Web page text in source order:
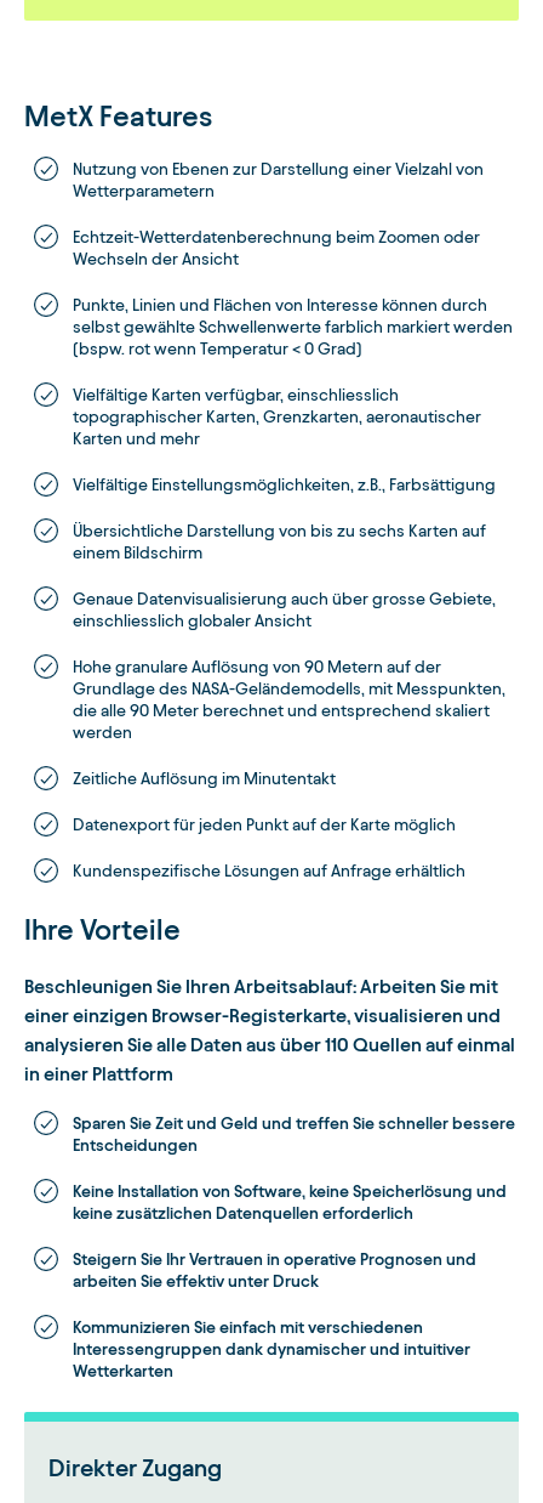
MetX Features
Nutzung von Ebenen zur Darstellung einer Vielzahl von
Wetterparametern
Echtzeit-Wetterdatenberechnung beim Zoomen oder
Wechseln der Ansicht
Punkte, Linien und Flächen von Interesse können durch
selbst gewählte Schwellenwerte farblich markiert werden
(bspw. rot wenn Temperatur < 0 Grad)
Vielfältige Karten verfügbar, einschliesslich
topographischer Karten, Grenzkarten, aeronautischer
Karten und mehr
Vielfältige Einstellungsmöglichkeiten, z.B., Farbsättigung
Übersichtliche Darstellung von bis zu sechs Karten auf
einem Bildschirm
Genaue Datenvisualisierung auch über grosse Gebiete,
einschliesslich globaler Ansicht
Hohe granulare Auflösung von 90 Metern auf der
Grundlage des NASA-Geländemodells, mit Messpunkten,
die alle 90 Meter berechnet und entsprechend skaliert
werden
Zeitliche Auflösung im Minutentakt
Datenexport für jeden Punkt auf der Karte möglich
Kundenspezifische Lösungen auf Anfrage erhältlich
Ihre Vorteile
Beschleunigen Sie Ihren Arbeitsablauf: Arbeiten Sie mit
einer einzigen Browser-Registerkarte, visualisieren und
analysieren Sie alle Daten aus über 110 Quellen auf einmal
in einer Plattform
Sparen Sie Zeit und Geld und treffen Sie schneller bessere
Entscheidungen
Keine Installation von Software, keine Speicherlösung und
keine zusätzlichen Datenquellen erforderlich
Steigern Sie Ihr Vertrauen in operative Prognosen und
arbeiten Sie effektiv unter Druck
Kommunizieren Sie einfach mit verschiedenen
Interessengruppen dank dynamischer und intuitiver
Wetterkarten
Direkter Zugang